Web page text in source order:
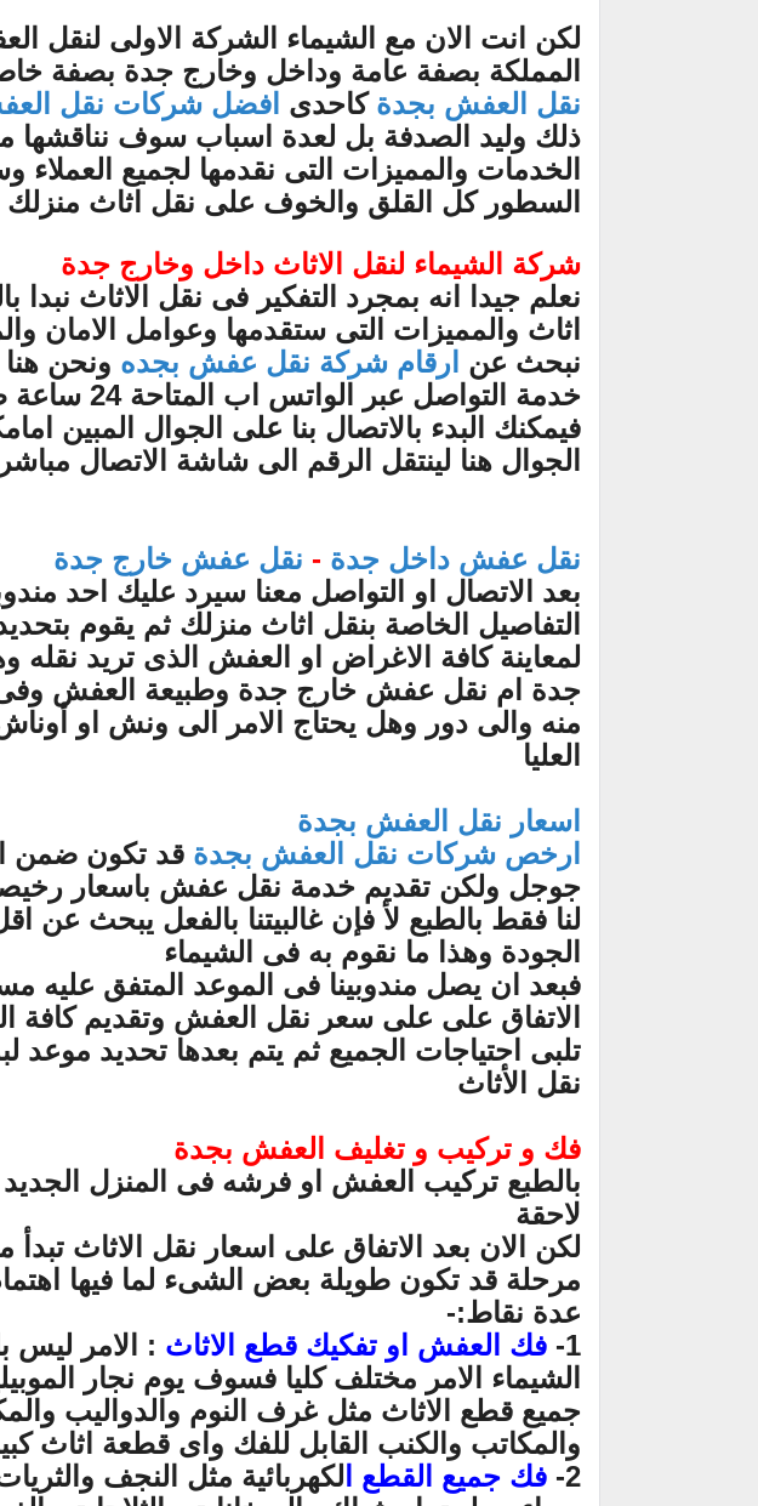
لكن انت الان مع الشيماء الشركة الاولى لنقل
المملكة بصفة عامة وداخل وخارج جدة بصفة
نقل العفش بجدة كاحدى افضل شركات نقل
ذلك وليد الصدفة بل لعدة اسباب سوف نناقشها
الخدمات والمميزات التى نقدمها لجميع
السطور كل القلق والخوف على نقل اثاث
شركة الشيماء لنقل الاثاث داخل وخارج جدة
نعلم جيدا انه بمجرد التفكير فى نقل الاثاث
اثاث والمميزات التى ستقدمها وعوامل الامان
نبحث عن ارقام شركة نقل عفش بجده ونحن هنا
خدمة التواصل
فيمكنك البدء بالاتصال بنا على الجوال المبين
الجوال هنا لينتقل الرقم الى شاشة الاتصال
نقل عفش داخل جدة - نقل عفش خارج جدة
بعد الاتصال او التواصل معنا سيرد عليك احد
التفاصيل الخاصة بنقل اثاث منزلك ثم يقوم
لمعاينة كافة الاغراض او العفش الذى تريد
جدة ام نقل عفش خارج جدة وطبيعة العفش وفى
منه والى دور وهل يحتاج الامر الى ونش او أوناش
العليا
اسعار نقل العفش بجدة
ارخص شركات نقل العفش بجدة قد تكون ضمن
جوجل ولكن تقديم خدمة نقل عفش باسعار
لنا فقط بالطبع لأ فإن غالبيتنا بالفعل يبحث عن
الجودة وهذا ما نقوم به فى الشيماء
فبعد ان يصل مندوبينا فى الموعد المتفق عليه
الاتفاق على على سعر نقل العفش وتقديم كافة
تلبى احتياجات الجميع ثم يتم بعدها تحديد موعد
نقل الأثاث
فك و تركيب و تغليف العفش بجدة
بالطبع تركيب العفش او فرشه فى المنزل
لاحقة
لكن الان بعد الاتفاق على اسعار نقل الاثاث
مرحلة قد تكون طويلة بعض الشىء لما فيها
عدة نقاط:-
1-
فك العفش او تفكيك قطع الاثاث : الامر ليس
الشيماء الامر مختلف كليا فسوف يوم نجار
جميع قطع الاثاث مثل غرف النوم والدواليب
والمكاتب والكنب القابل للفك واى قطعة اثاث
2- فك جميع القطع ا لكهربائية مثل النجف